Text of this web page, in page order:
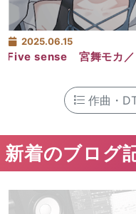
2025.06.15
Five sense 宮舞モカ
作曲・
新着のブログ